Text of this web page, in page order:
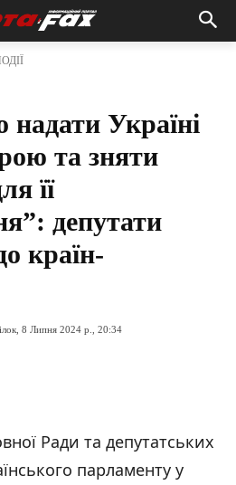
надати Україні
та зняти
її
депутати
країн-
8 Липня 2024 р., 20:34
Ради та депутатських
парламенту у